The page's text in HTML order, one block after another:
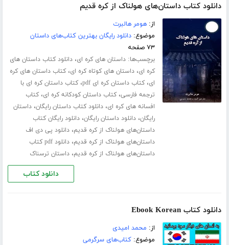
دانلود کتاب داستان‌های هولناک از کره قدیم
از:هومر هالبرت
موضوع:دانلود رایگان بهترین کتاب‌های داستان
۷۳ صفحه
برچسب‌ها:داستان های کره ای،دانلود کتاب داستان های
کره ای،داستان های کوتاه کره ای،کتاب داستان های کره
ای،کتاب داستان کره ای pdf ،کتاب داستان کره ای با
ترجمه فارسی،کتاب داستان کودکانه کره ای،کتاب
افسانه های کره ای،دانلود کتاب داستان رایگان،داستان
رایگان،دانلود داستان رایگان،دانلود رایگان کتاب
داستان‌های هولناک از کره قدیم،دانلود پی دی اف
داستان‌های هولناک از کره قدیم،
دانلود pdf کتاب
داستان‌های هولناک از کره قدیم،داستان ترسناک
دانلود کتاب
دانلود کتاب Ebook Korean
از: محمد امیدی
موضوع:کتاب‌های سرگرمی